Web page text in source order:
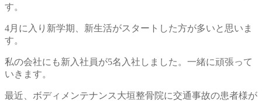
す。
4月に入り新学期、新生活がスタートした方が多いと思いま
す。
私の会社にも新入社員が5名入社しました。一緒に頑張って
いきます。
最近、ボディメンテナンス大垣整骨院に交通事故の患者様が